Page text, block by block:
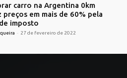
carro na Argentina 0km
preços em mais de 60% pela
imposto
- 27 de fevereiro de 2022